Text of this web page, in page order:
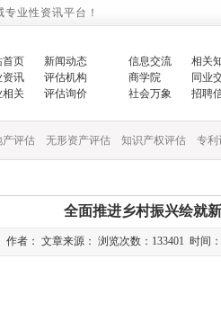
业性资讯平台！
首页
新闻动态
资讯
评估机构
相关
评估询价
信息交流
相关
商学院
同业
社会万象
招聘
产评估 无形资产评估 知识产权评估 专利
全面推进乡村振兴绘就
作者： 文章来源： 浏览次数：133401 时间